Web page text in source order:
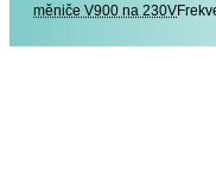
měniče V900 na 230V